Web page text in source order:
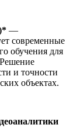
—
современные
обучения для
и точности
объектах.